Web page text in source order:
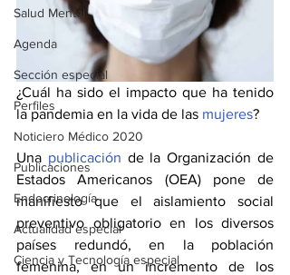
Salud Mental
Agenda
Sección especial
Perfiles
Noticiero Médico 2020
Publicaciones
Endocrinología
Actualidad especial
Ciencia y Tecnología especial
¿Cuál ha sido el impacto que ha tenido
la pandemia en la vida de las mujeres?
Una publicación de la Organización de
Estados Americanos (OEA) pone de
manifiesto que el aislamiento social
preventivo obligatorio en los diversos
países redundó, en la población
femenina, en un incremento de los